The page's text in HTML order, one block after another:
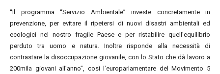
“Il programma “Servizio Ambientale” investe concretamente in
prevenzione, per evitare il ripetersi di nuovi disastri ambientali ed
ecologici nel nostro fragile Paese e per ristabilire quell’equilibrio
perduto tra uomo e natura. Inoltre risponde alla necessità di
contrastare la disoccupazione giovanile, con lo Stato che dà lavoro a
200mila giovani all’anno”, così l’europarlamentare del Movimento 5